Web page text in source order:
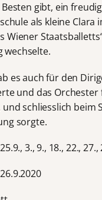
gibt, ein
als kleine Clara
Wiener
wechselte.
es auch für den
und das
schliesslich beim
sorgte.
3., 9., 18., 22., 27.,